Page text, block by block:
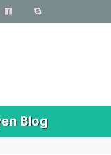
Blog